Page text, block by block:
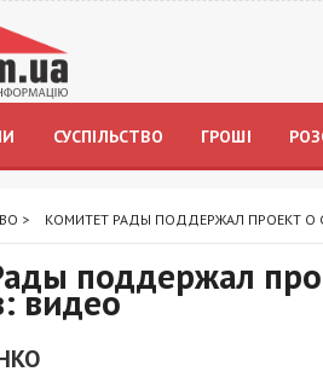
СУСПІЛЬСТВО ГРОШІ
> КОМИТЕТ РАДЫ ПОДДЕРЖАЛ ПРОЕКТ О
поддержал
видео